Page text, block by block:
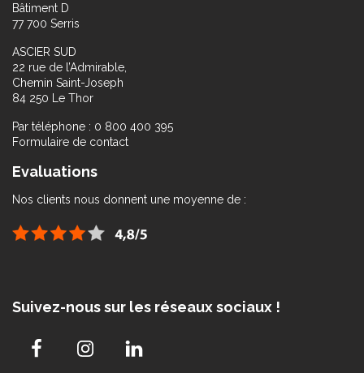
Bâtiment D
77 700 Serris
ASCIER SUD
22 rue de l’Admirable,
Chemin Saint-Joseph
84 250 Le Thor
Par téléphone : 0 800 400 395
Formulaire de contact
Evaluations
Nos clients nous donnent une moyenne de :
Suivez-nous sur les réseaux sociaux !